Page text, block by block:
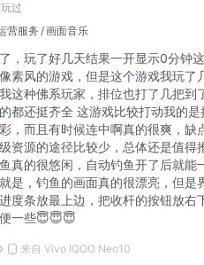
玩过
营服务 画面音乐
，玩了好几天结果一开显示0分钟
素风的游戏，但是这个游戏我玩了
这种佛系玩家，排位也打了几把
都还挺齐全 这游戏比较打动我的
，而且有时候连中啊真的很爽，缺
资源的途径比较少，总体还是值
真的很悠闲，自动钓鱼开了后就能
是，钓鱼的画面真的很漂亮，但是
度条放最上边，把收杆的按钮放
一些😇😇😇
来自 Vivo IQOO Neo10